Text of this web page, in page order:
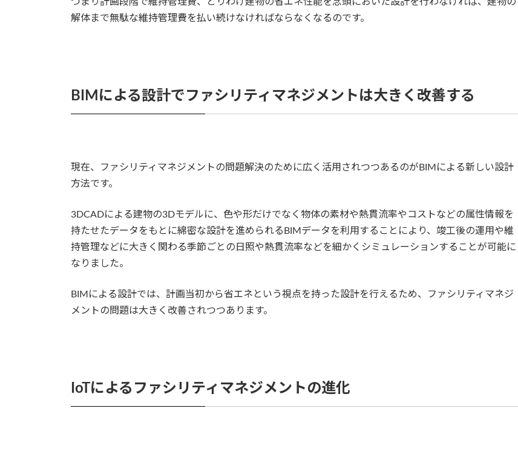
解体まで無駄な維持管理費を払い続けなければならなくなるのです。
BIMによる設計でファシリティマネジメントは大きく改善する
現在、ファシリティマネジメントの問題解決のために広く活用されつつあるのがBIMによる新しい設計
方法です。
3DCADによる建物の3Dモデルに、色や形だけでなく物体の素材や熱貫流率やコストなどの属性情報を
持たせたデータをもとに綿密な設計を進められるBIMデータを利用することにより、竣工後の運用や維
持管理などに大きく関わる季節ごとの日照や熱貫流率などを細かくシミュレーションすることが可能に
なりました。
BIMによる設計では、計画当初から省エネという視点を持った設計を行えるため、ファシリティマネジ
メントの問題は大きく改善されつつあります。
IoTによるファシリティマネジメントの進化